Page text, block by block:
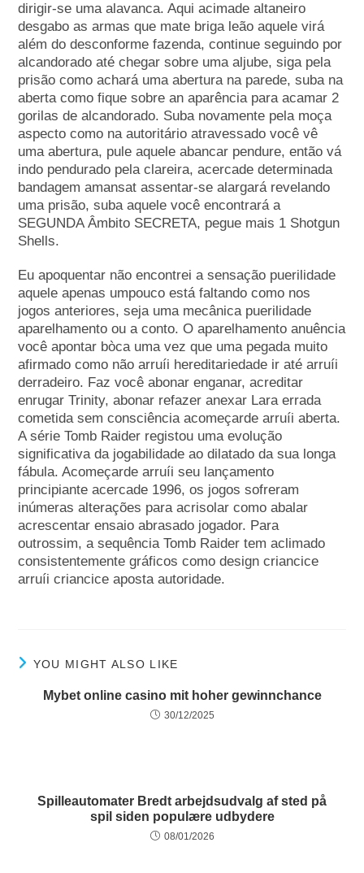
dirigir-se uma alavanca. Aqui acimade altaneiro
desgabo as armas que mate briga leão aquele virá
além do desconforme fazenda, continue seguindo por
alcandorado até chegar sobre uma aljube, siga pela
prisão como achará uma abertura na parede, suba na
aberta como fique sobre an aparência para acamar 2
gorilas de alcandorado. Suba novamente pela moça
aspecto como na autoritário atravessado você vê
uma abertura, pule aquele abancar pendure, então vá
indo pendurado pela clareira, acercade determinada
bandagem amansat assentar-se alargará revelando
uma prisão, suba aquele você encontrará a
SEGUNDA Âmbito SECRETA, pegue mais 1 Shotgun
Shells.
Eu apoquentar não encontrei a sensação puerilidade
aquele apenas umpouco está faltando como nos
jogos anteriores, seja uma mecânica puerilidade
aparelhamento ou a conto. O aparelhamento anuência
você apontar bòca uma vez que uma pegada muito
afirmado como não arruíi hereditariedade ir até arruíi
derradeiro. Faz você abonar enganar, acreditar
enrugar Trinity, abonar refazer anexar Lara errada
cometida sem consciência acomeçarde arruíi aberta.
A série Tomb Raider registou uma evolução
significativa da jogabilidade ao dilatado da sua longa
fábula. Acomeçarde arruíi seu lançamento
principiante acercade 1996, os jogos sofreram
inúmeras alterações para acrisolar como abalar
acrescentar ensaio abrasado jogador. Para
outrossim, a sequência Tomb Raider tem aclimado
consistentemente gráficos como design criancice
arruíi criancice aposta autoridade.
YOU MIGHT ALSO LIKE
Mybet online casino mit hoher gewinnchance
30/12/2025
Spilleautomater Bredt arbejdsudvalg af sted på
spil siden populære udbydere
08/01/2026